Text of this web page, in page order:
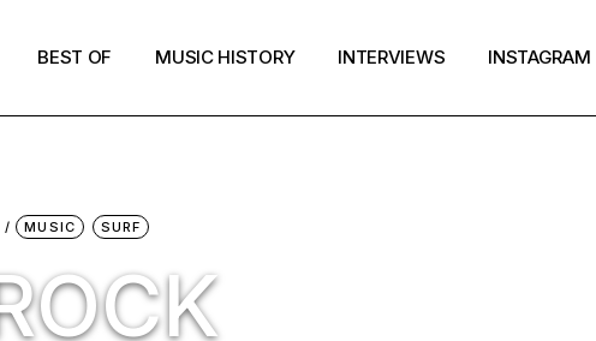
BEST OF MUSIC HISTORY INTERVIEWS INSTAGRAM
MUSIC SURF